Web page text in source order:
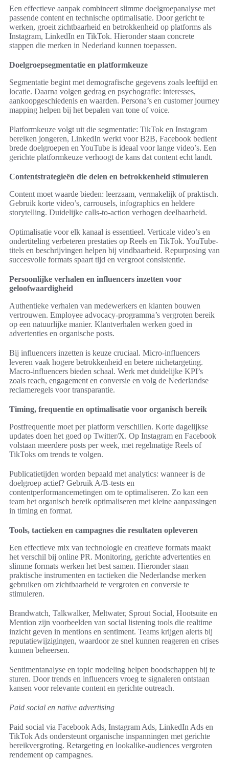
Een effectieve aanpak combineert slimme doelgroepanalyse met
passende content en technische optimalisatie. Door gericht te
werken, groeit zichtbaarheid en betrokkenheid op platforms als
Instagram, LinkedIn en TikTok. Hieronder staan concrete
stappen die merken in Nederland kunnen toepassen.
Doelgroepsegmentatie en platformkeuze
Segmentatie begint met demografische gegevens zoals leeftijd en
locatie. Daarna volgen gedrag en psychografie: interesses,
aankoopgeschiedenis en waarden. Persona’s en customer journey
mapping helpen bij het bepalen van tone of voice.
Platformkeuze volgt uit die segmentatie: TikTok en Instagram
bereiken jongeren, LinkedIn werkt voor B2B, Facebook bedient
brede doelgroepen en YouTube is ideaal voor lange video’s. Een
gerichte platformkeuze verhoogt de kans dat content echt landt.
Contentstrategieën die delen en betrokkenheid stimuleren
Content moet waarde bieden: leerzaam, vermakelijk of praktisch.
Gebruik korte video’s, carrousels, infographics en heldere
storytelling. Duidelijke calls-to-action verhogen deelbaarheid.
Optimalisatie voor elk kanaal is essentieel. Verticale video’s en
ondertiteling verbeteren prestaties op Reels en TikTok. YouTube-
titels en beschrijvingen helpen bij vindbaarheid. Repurposing van
succesvolle formats spaart tijd en vergroot consistentie.
Persoonlijke verhalen en influencers inzetten voor
geloofwaardigheid
Authentieke verhalen van medewerkers en klanten bouwen
vertrouwen. Employee advocacy-programma’s vergroten bereik
op een natuurlijke manier. Klantverhalen werken goed in
advertenties en organische posts.
Bij influencers inzetten is keuze cruciaal. Micro-influencers
leveren vaak hogere betrokkenheid en betere nichetargeting.
Macro-influencers bieden schaal. Werk met duidelijke KPI’s
zoals reach, engagement en conversie en volg de Nederlandse
reclameregels voor transparantie.
Timing, frequentie en optimalisatie voor organisch bereik
Postfrequentie moet per platform verschillen. Korte dagelijkse
updates doen het goed op Twitter/X. Op Instagram en Facebook
volstaan meerdere posts per week, met regelmatige Reels of
TikToks om trends te volgen.
Publicatietijden worden bepaald met analytics: wanneer is de
doelgroep actief? Gebruik A/B-tests en
contentperformancemetingen om te optimaliseren. Zo kan een
team het organisch bereik optimaliseren met kleine aanpassingen
in timing en format.
Tools, tactieken en campagnes die resultaten opleveren
Een effectieve mix van technologie en creatieve formats maakt
het verschil bij online PR. Monitoring, gerichte advertenties en
slimme formats werken het best samen. Hieronder staan
praktische instrumenten en tactieken die Nederlandse merken
gebruiken om zichtbaarheid te vergroten en conversie te
stimuleren.
Brandwatch, Talkwalker, Meltwater, Sprout Social, Hootsuite en
Mention zijn voorbeelden van social listening tools die realtime
inzicht geven in mentions en sentiment. Teams krijgen alerts bij
reputatiewijzigingen, waardoor ze snel kunnen reageren en crises
kunnen beheersen.
Sentimentanalyse en topic modeling helpen boodschappen bij te
sturen. Door trends en influencers vroeg te signaleren ontstaan
kansen voor relevante content en gerichte outreach.
Paid social en native advertising
Paid social via Facebook Ads, Instagram Ads, LinkedIn Ads en
TikTok Ads ondersteunt organische inspanningen met gerichte
bereikvergroting. Retargeting en lookalike-audiences vergroten
rendement op campagnes.